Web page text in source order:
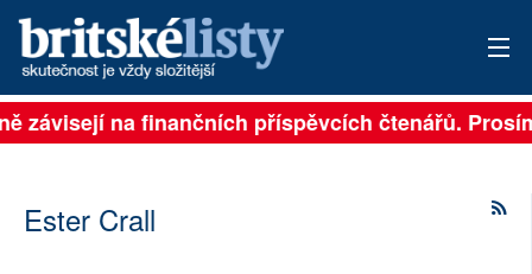
PŘIHLÁSIT
ARCHIV
závisejí na finančních příspěvcích čtenářů.
Ester Crall